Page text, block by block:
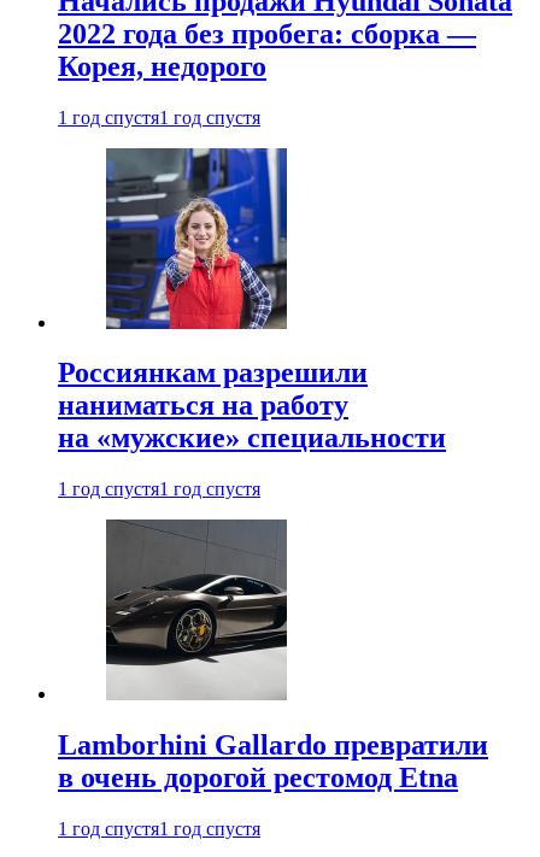
2022 года без пробега: сборка —
Корея, недорого
1 год спустя1 год спустя
Россиянкам разрешили
наниматься на работу
на «мужские» специальности
1 год спустя1 год спустя
Lamborhini Gallardo превратили
в очень дорогой рестомод Etna
1 год спустя1 год спустя